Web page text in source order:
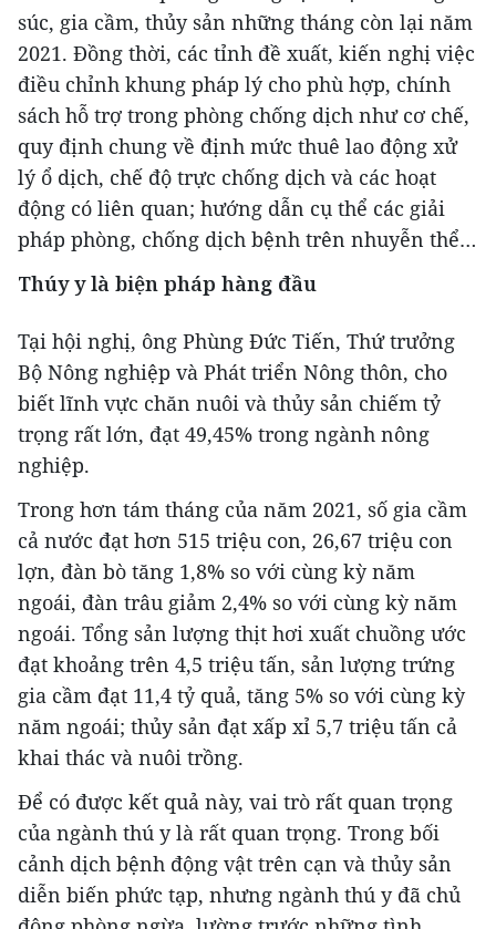
súc, gia cầm, thủy sản những tháng còn lại năm
2021. Đồng thời, các tỉnh đề xuất, kiến nghị việc
điều chỉnh khung pháp lý cho phù hợp, chính
sách hỗ trợ trong phòng chống dịch như cơ chế,
quy định chung về định mức thuê lao động xử
lý ổ dịch, chế độ trực chống dịch và các hoạt
động có liên quan; hướng dẫn cụ thể các giải
pháp phòng, chống dịch bệnh trên nhuyễn thể…
Thúy y là biện pháp hàng đầu
Tại hội nghị, ông Phùng Đức Tiến, Thứ trưởng
Bộ Nông nghiệp và Phát triển Nông thôn, cho
biết lĩnh vực chăn nuôi và thủy sản chiếm tỷ
trọng rất lớn, đạt 49,45% trong ngành nông
nghiệp.
Trong hơn tám tháng của năm 2021, số gia cầm
cả nước đạt hơn 515 triệu con, 26,67 triệu con
lợn, đàn bò tăng 1,8% so với cùng kỳ năm
ngoái, đàn trâu giảm 2,4% so với cùng kỳ năm
ngoái. Tổng sản lượng thịt hơi xuất chuồng ước
đạt khoảng trên 4,5 triệu tấn, sản lượng trứng
gia cầm đạt 11,4 tỷ quả, tăng 5% so với cùng kỳ
năm ngoái; thủy sản đạt xấp xỉ 5,7 triệu tấn cả
khai thác và nuôi trồng.
Để có được kết quả này, vai trò rất quan trọng
của ngành thú y là rất quan trọng. Trong bối
cảnh dịch bệnh động vật trên cạn và thủy sản
diễn biến phức tạp, nhưng ngành thú y đã chủ